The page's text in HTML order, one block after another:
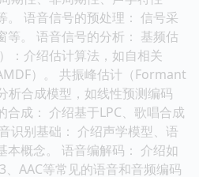
。 语音信号的预处理： 信号采
等。 语音信号的分析： 基频估
：介绍估计算法，如自相关
）。 共振峰估计（Formant
析合成模型，如线性预测编码
合成： 介绍基于LPC、歌唱合成
识别基础： 介绍声学模型、语
本概念。 语音编解码： 介绍如
、AAC等常见的语音和音频编码